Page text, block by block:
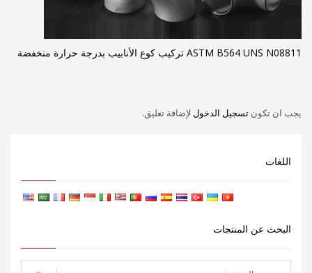
ASTM B564 UNS N08811 تركيب كوع الأنابيب بدرجة حرارة منخفضة
يجب ان تكون تسجيل الدخول لإضافة تعليق.
اللغات
البحث عن المنتجات